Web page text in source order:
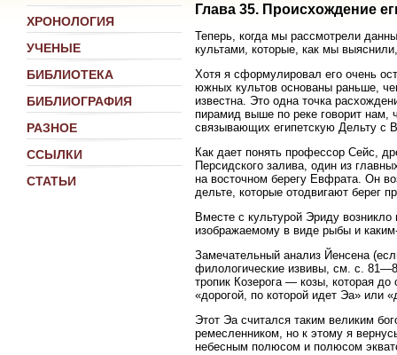
ХРОНОЛОГИЯ
УЧЕНЫЕ
БИБЛИОТЕКА
БИБЛИОГРАФИЯ
РАЗНОЕ
ССЫЛКИ
СТАТЬИ
Глава 35. Происхождение
Теперь, когда мы рассмотрели
культами, которые, как мы
Хотя я сформулировал его очень
южных культов основаны раньше,
известна. Это одна точка
пирамид выше по реке говорит нам,
связывающих египетскую Дельту с
Как дает понять профессор Сейс,
Персидского залива, один из
на восточном берегу Евфрата. Он
дельте, которые отодвигают берег
Вместе с культурой Эриду
изображаемому в виде рыбы и
Замечательный анализ Йенсена
филологические извивы, см. с.
тропик Козерога — козы, которая
«дорогой, по которой идет Эа» или
Этот Эа считался таким великим
ремесленником, но к этому я
небесным полюсом и полюсом